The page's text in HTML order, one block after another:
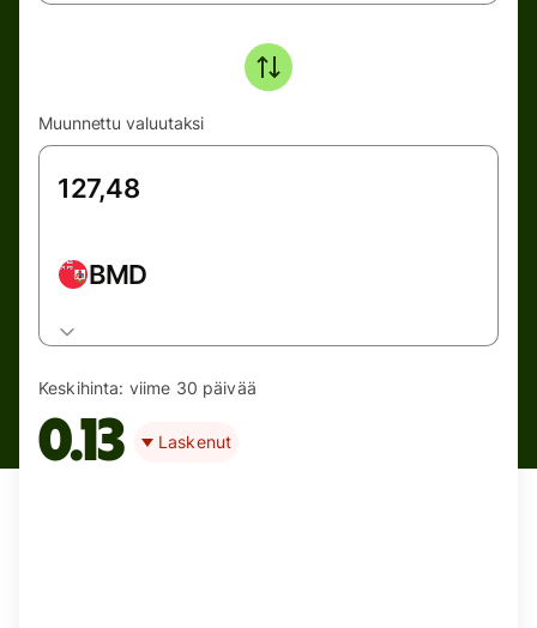
Muunnettu valuutaksi
BMD
Keskihinta: viime 30 päivää
0.13 Laskenut